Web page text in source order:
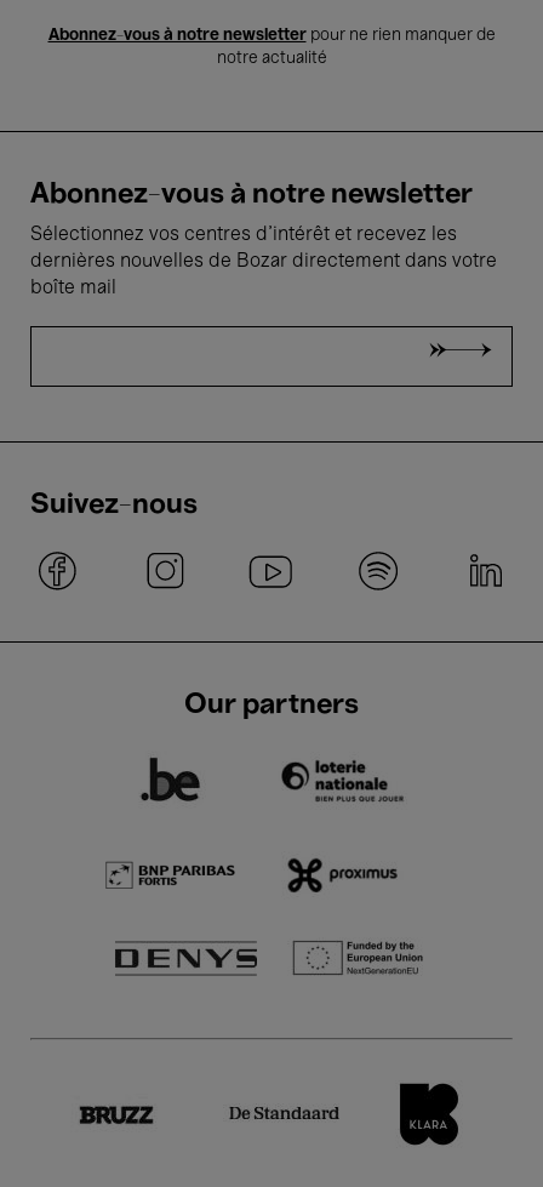
Abonnez-vous à notre newsletterpour ne rien manquer de
notre actualité
Abonnez-vous à notre newsletter
Sélectionnez vos centres d'intérêt et recevez les
dernières nouvelles de Bozar directement dans votre
boîte mail
Suivez-nous
Our partners